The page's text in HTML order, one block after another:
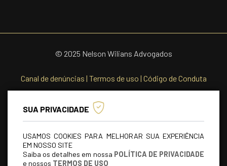
© 2025 Nelson Wilians Advogados
Canal de denúncias | Termos de uso | Código de Conduta
SUA PRIVACIDADE
USAMOS COOKIES PARA MELHORAR SUA EXPERIÊNCIA
EM NOSSO SITE
Saiba os detalhes em nossa POLÍTICA DE PRIVACIDADE
e nossos TERMOS DE USO